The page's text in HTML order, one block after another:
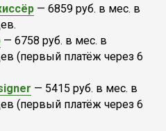
— 6859 руб. в мес. в
— 6758 руб. в мес. в
(первый платёж через 6
— 5415 руб. в мес. в
(первый платёж через 6